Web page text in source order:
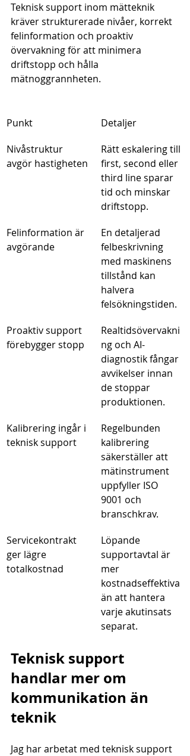
Teknisk support inom mätteknik
kräver strukturerade nivåer, korrekt
felinformation och proaktiv
övervakning för att minimera
driftstopp och hålla
mätnoggrannheten.
Punkt
Detaljer
Nivåstruktur
avgör hastigheten
Rätt eskalering till
first, second eller
third line sparar
tid och minskar
driftstopp.
Felinformation är
avgörande
En detaljerad
felbeskrivning
med maskinens
tillstånd kan
halvera
felsökningstiden.
Proaktiv support
förebygger stopp
Realtidsövervakni
ng och AI-
diagnostik fångar
avvikelser innan
de stoppar
produktionen.
Kalibrering ingår i
teknisk support
Regelbunden
kalibrering
säkerställer att
mätinstrument
uppfyller ISO
9001 och
branschkrav.
Servicekontrakt
ger lägre
totalkostnad
Löpande
supportavtal är
mer
kostnadseffektiva
än att hantera
varje akutinsats
separat.
Teknisk support
handlar mer om
kommunikation än
teknik
Jag har arbetat med teknisk support